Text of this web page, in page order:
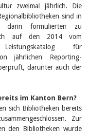
zweimal jährlich. Die
sind in
darin formulierten zu
auf den 2014 vom
Leistungskatalog für
jährlichen Reporting-
darunter auch der
im Kanton Bern?
sich Bibliotheken bereits
Zur
den Bibliotheken wurde